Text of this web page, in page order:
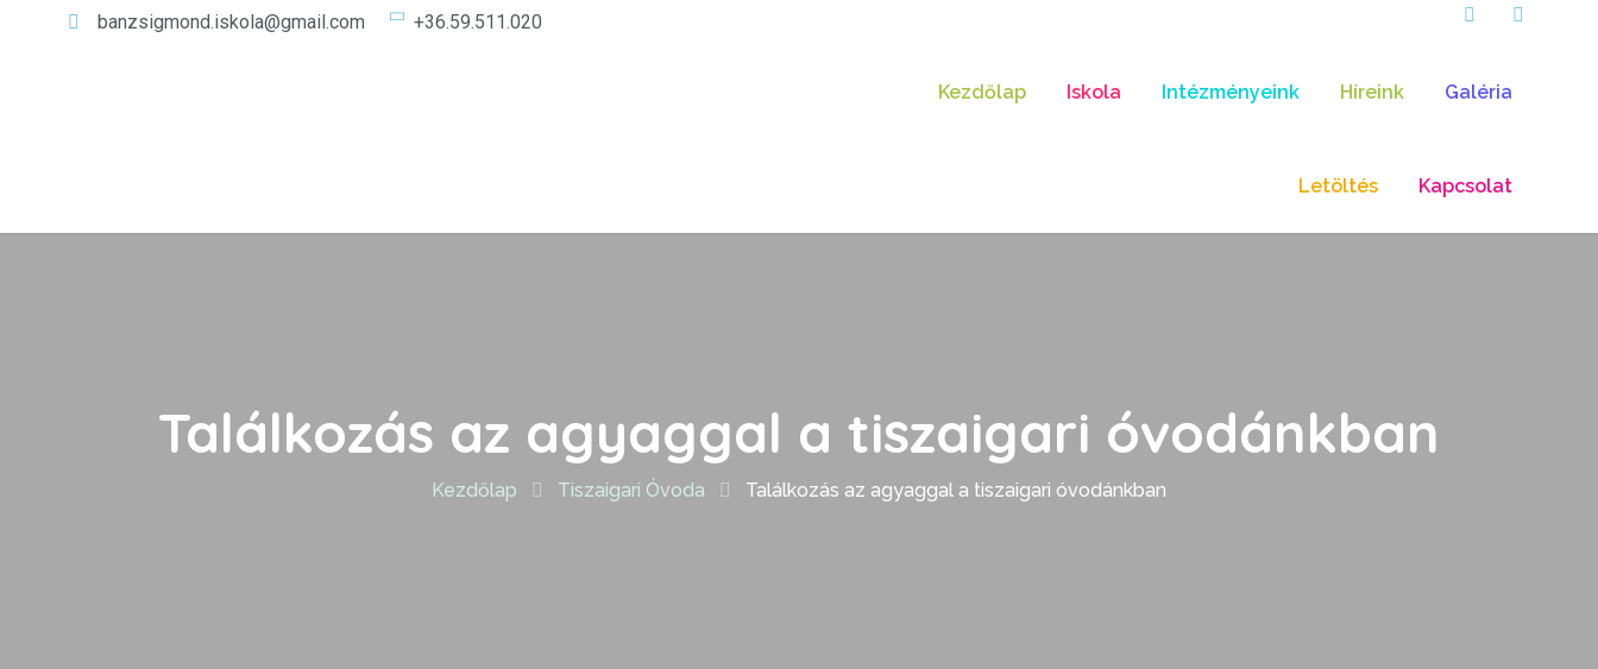
banzsigmond.iskola@gmail.com +36.59.511.020
Kezdőlap Iskola Intézményeink Híreink Galéria
Letöltés Kapcsolat
Találkozás az agyaggal a tiszaigari óvodánkban
Kezdőlap Tiszaigari Óvoda Találkozás az agyaggal a tiszaigari óvodánkban